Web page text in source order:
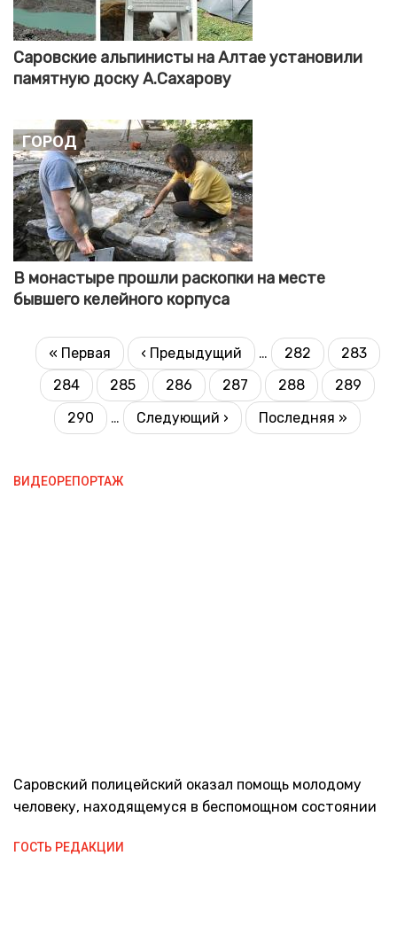
Саровские альпинисты на Алтае установили
памятную доску А.Сахарову
Город
В монастыре прошли раскопки на месте
бывшего келейного корпуса
НУМЕРАЦИЯ
СТРАНИЦ
Первая
страница
« Первая
Предыдущая
страница
‹ Предыдущий … Страница
282
283
Страница
284 Страница
285
Текущая
страница
286 Страница
287 Страница
288
289
Страница
290 …
Следующая
страница
Следующий ›
Последняя
страница
Последняя »
ВИДЕОРЕПОРТАЖ
Саровский полицейский оказал помощь молодому
человеку, находящемуся в беспомощном состоянии
ГОСТЬ РЕДАКЦИИ